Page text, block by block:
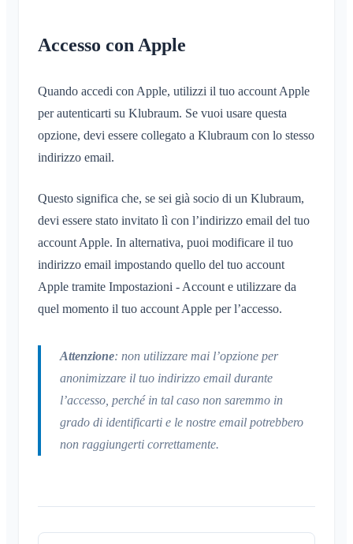
Accesso con Apple
Quando accedi con Apple, utilizzi il tuo account Apple
per autenticarti su Klubraum. Se vuoi usare questa
opzione, devi essere collegato a Klubraum con lo stesso
indirizzo email.
Questo significa che, se sei già socio di un Klubraum,
devi essere stato invitato lì con l’indirizzo email del tuo
account Apple. In alternativa, puoi modificare il tuo
indirizzo email impostando quello del tuo account
Apple tramite Impostazioni - Account e utilizzare da
quel momento il tuo account Apple per l’accesso.
Attenzione: non utilizzare mai l’opzione per
anonimizzare il tuo indirizzo email durante
l’accesso, perché in tal caso non saremmo in
grado di identificarti e le nostre email potrebbero
non raggiungerti correttamente.